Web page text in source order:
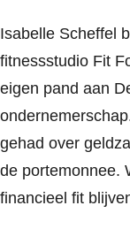
Isabelle Scheffel
fitnessstudio Fit
eigen pand aan
gehad over
de portemonnee.
financieel fit